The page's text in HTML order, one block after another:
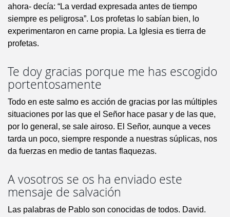
ahora- decía: “La verdad expresada antes de tiempo
siempre es peligrosa”. Los profetas lo sabían bien, lo
experimentaron en carne propia. La Iglesia es tierra de
profetas.
Te doy gracias porque me has escogido
portentosamente
Todo en este salmo es acción de gracias por las múltiples
situaciones por las que el Señor hace pasar y de las que,
por lo general, se sale airoso. El Señor, aunque a veces
tarda un poco, siempre responde a nuestras súplicas, nos
da fuerzas en medio de tantas flaquezas.
A vosotros se os ha enviado este
mensaje de salvación
Las palabras de Pablo son conocidas de todos. David.